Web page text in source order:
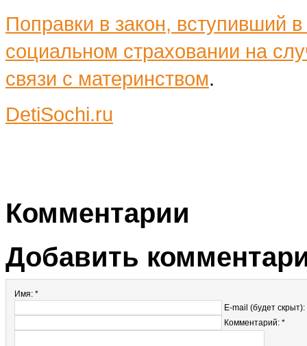
Поправки в закон, вступивший
социальном страховании на
связи с материнством.
DetiSochi.ru
Комментарии
Добавить
Имя: *
E-mail (будет скрыт):
Комментарий: *